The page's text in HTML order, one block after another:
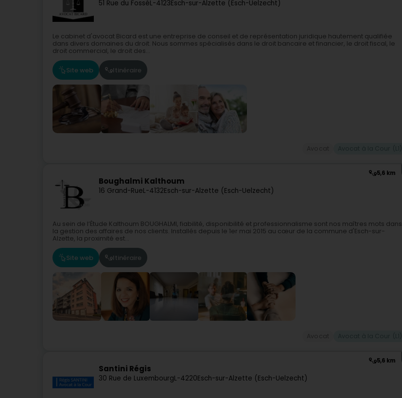
51 Rue du FosséL-4123Esch-sur-Alzette (Esch-Uelzecht)
Le cabinet d'avocat Bicard est une entreprise de conseil et de représentation juridique hautement qualifiée
dans divers domaines du droit. Nous sommes spécialisés dans le droit bancaire et financier, le droit fiscal, le
droit commercial, le droit des...
Site web Itinéraire
5,6 km
Boughalmi Kalthoum
16 Grand-RueL-4132Esch-sur-Alzette (Esch-Uelzecht)
Au sein de l’Étude Kalthoum BOUGHALMI, fiabilité, disponibilité et professionnalisme sont nos maîtres mots dans
la gestion des affaires de nos clients. Installés depuis le 1er mai 2015 au cœur de la commune d'Esch-sur-
Alzette, la proximité est...
Site web Itinéraire
5,6 km
Santini Régis
30 Rue de LuxembourgL-4220Esch-sur-Alzette (Esch-Uelzecht)